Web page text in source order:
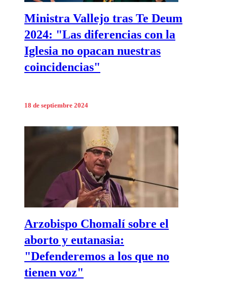
Ministra Vallejo tras Te Deum
2024: "Las diferencias con la
Iglesia no opacan nuestras
coincidencias"
18 de septiembre 2024
Arzobispo Chomalí sobre el
aborto y eutanasia:
"Defenderemos a los que no
tienen voz"